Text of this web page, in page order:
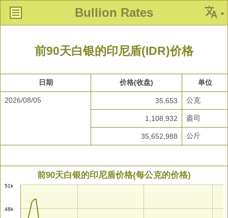
Bullion Rates
前90天白银的印尼盾(IDR)价格
日期 价格(收盘) 单位
2026/08/05 35,653 公克
1,108,932 盎司
35,652,988 公斤
前90天白银的印尼盾价格(每公克的价格)
48k
51k